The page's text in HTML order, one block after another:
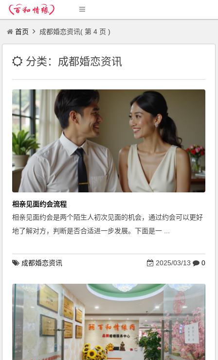
首页 成都婚恋资讯( 第 4 页 )
分类：成都婚恋资讯
相亲见面约会流程
相亲见面约会是两个陌生人初次见面的机会，通过约会可以更好
地了解对方，判断是否合适进一步发展。下面是一 ...
成都婚恋资讯 2025/03/13 0